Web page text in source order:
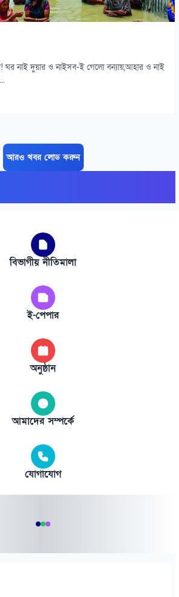
নাই দুয়ার ও নাইসব-ই গেলো বন্যায়,আহার ও নাই
আরও খবর লোড করুন
বিভাগীয় নীতিমালা
ই-পেপার
অনুষ্ঠান
আমাদের সম্পর্কে
যোগাযোগ